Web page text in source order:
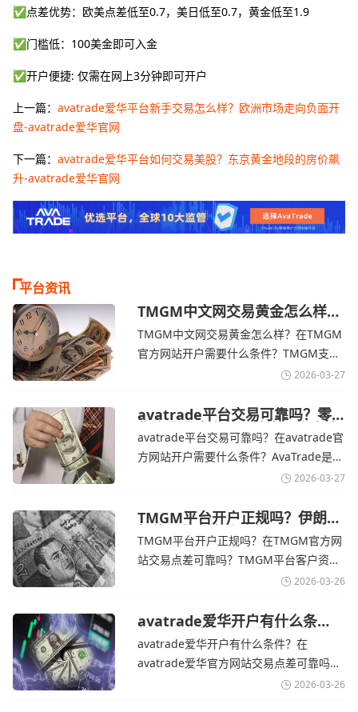
✅点差优势：欧美点差低至0.7，美日低至0.7，黄金低至1.9
✅门槛低：100美金即可入金
✅开户便捷: 仅需在网上3分钟即可开户
上一篇： avatrade爱华平台新手交易怎么样？欧洲市场走向负面开
盘-avatrade爱华官网
下一篇： avatrade爱华平台如何交易美股？东京黄金地段的房价飙
升-avatrade爱华官网
平台资讯
TMGM中文网交易黄金怎么样？
金价下跌，市场评估伊朗停火前
景-TMGM官网
TMGM中文网交易黄金怎么样？在TMGM
官方网站开户需要什么条件？‌‌‌TMGM支持
全球主流的MT4/MT5平台，同时提供功能
险管理工具。通过TMGM官网交易资讯了
解，金价周四回落，受​美元走强和油价上
涨，使通胀担忧保持不变‌对加息的持续预
2026-03-27
avatrade平台交易可靠吗？零
售企业称中东地区冲突正推高成
本avatrade官网
avatrade平台交易可靠吗？在avatrade官
方网站开户需要什么条件？‌‌‌AvaTrade是一
个在交易优势和可靠性两方面都非常均衡
在学习和探索中成长的新手交易者。通过
avatrade官网交易资讯了解，零售企业警
告称，中东地区的冲突正在推高成本，如
2026-03-27
TMGM平台开户正规吗？伊朗仍
拒绝与美国直接谈判-TMGM官
网
TMGM平台开户正规吗？在TMGM官方网
站交易点差可靠吗？‌‌‌TMGM平台客户资金
存放在澳大利亚国民银行等顶级银行的独
TMGM官网交易资讯了解，伊朗外交部长
表示，尽管德黑兰高级官员正在审查美国
结束战争的提议
2026-03-26
avatrade爱华开户有什么条
件？亚洲市场交易喜忧参半-
avatrade爱华官网
avatrade爱华开户有什么条件？在
avatrade爱华官方网站交易点差可靠吗？‌‌‌
avatrade爱华平台的新手可以用很小的成
2026-03-26